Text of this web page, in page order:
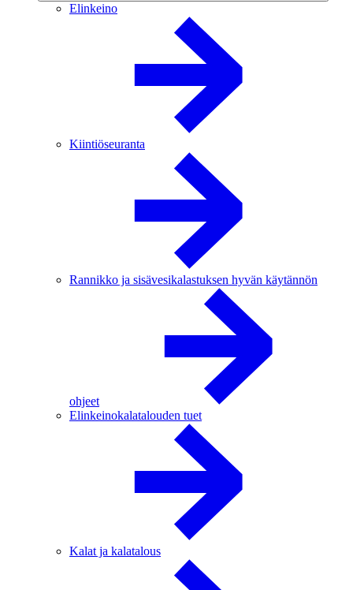
Elinkeino
Kiintiöseuranta
Rannikko ja sisävesikalastuksen hyvän käytännön
ohjeet
Elinkeinokalatalouden tuet
Kalat ja kalatalous